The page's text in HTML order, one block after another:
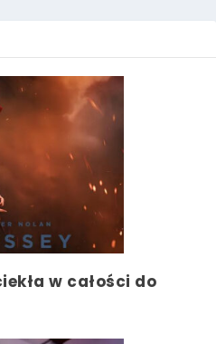
w całości do